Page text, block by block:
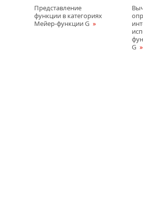
Представление
функции в категориях
Мейер-функции G
G